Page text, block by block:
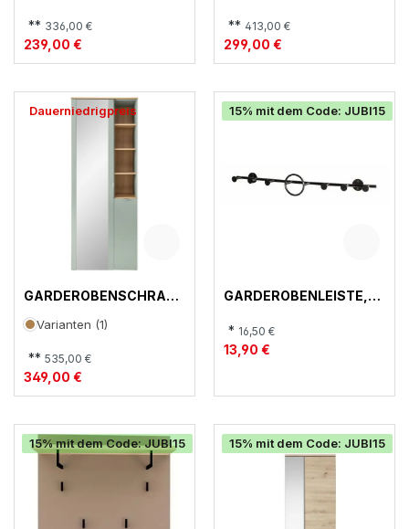
** 336,00 €
239,00 €
** 413,00 €
299,00 €
Dauerniedrigpreis
GARDEROBENSCHRANK
Varianten (1)
** 535,00 €
349,00 €
15% mit dem Code: JUBI15
GARDEROBENLEISTE,
* 16,50 €
13,90 €
15% mit dem Code: JUBI15 15% mit dem Code: JUBI15